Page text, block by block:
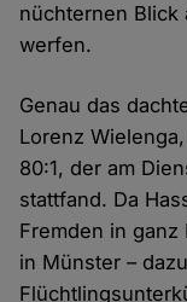
nüchternen Blick
werfen.
Genau das
Lorenz
80:1, der am
stattfand. Da
Fremden in
in Münster –